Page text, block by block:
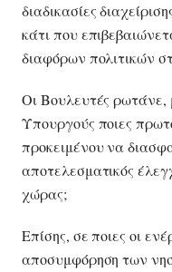
διαδικασίες
κάτι που
διαφόρων πολιτικών
Οι Βουλευτές ρωτάνε,
Υπουργούς ποιες
προκειμένου να
αποτελεσματικός
χώρας;
Επίσης, σε ποιες οι
αποσυμφόρηση των